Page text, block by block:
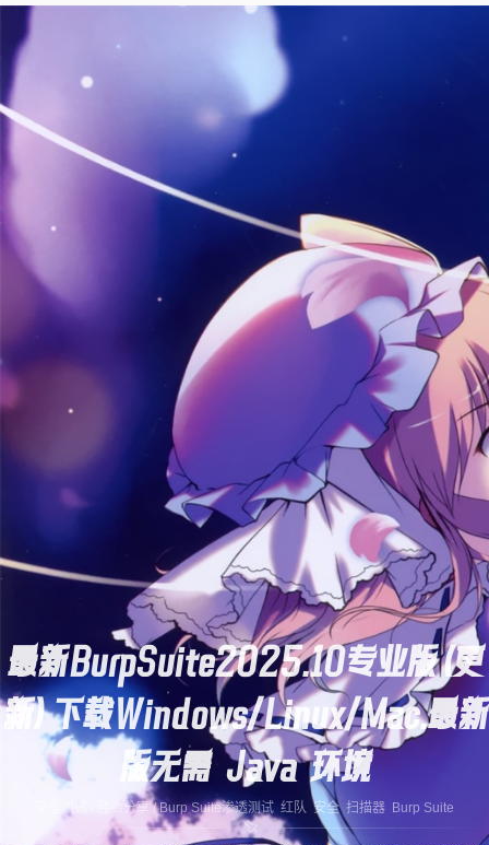
最新BurpSuite2025.10专业版（更
新）下载Windows/Linux/Mac.最新
版无需 Java 环境
安全测试 经验分享 /Burp Suite渗透测试 红队 安全 扫描器 Burp Suite